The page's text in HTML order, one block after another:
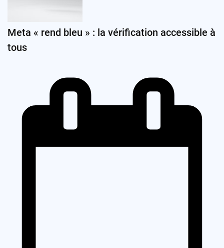
Meta « rend bleu » : la vérification accessible à
tous